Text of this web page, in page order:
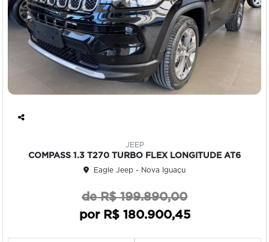
JEEP
COMPASS 1.3 T270 TURBO FLEX LONGITUDE AT6
Eagle Jeep - Nova Iguaçu
de R$ 199.890,00
por R$ 180.900,45